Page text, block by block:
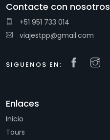
Contacte con nosotros
+51 951 733 014
viajestpp@gmail.com
SIGUENOS EN:
Enlaces
Inicio
Tours